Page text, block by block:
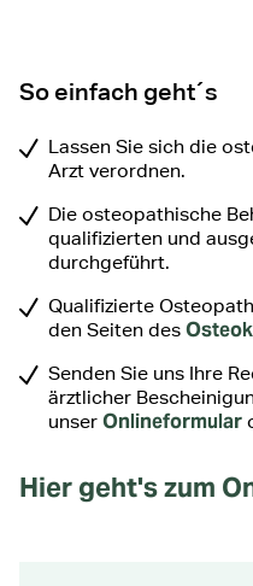
So einfach geht´s
Lassen Sie sich die
Arzt verordnen.
Die osteopathische
qualifizierten und
durchgeführt.
Qualifizierte
den Seiten des
Senden Sie uns Ihre
ärztlicher
unser Onlineformular
Hier geht's zum